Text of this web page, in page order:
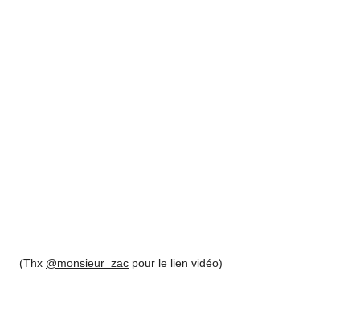
(Thx @monsieur_zac pour le lien vidéo)